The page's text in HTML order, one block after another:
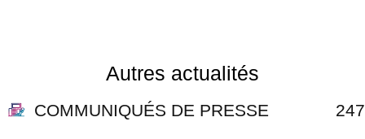
Autres actualités
COMMUNIQUÉS DE PRESSE 247